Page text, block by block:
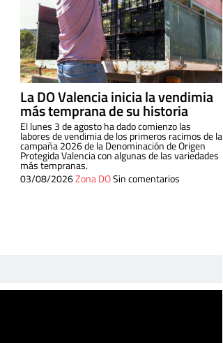
La DO Valencia inicia la vendimia
más temprana de su historia
El lunes 3 de agosto ha dado comienzo las
labores de vendimia de los primeros racimos de la
campaña 2026 de la Denominación de Origen
Protegida Valencia con algunas de las variedades
más tempranas.
03/08/2026Zona DOSin comentarios